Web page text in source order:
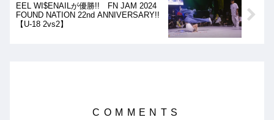
EEL WI$ENAILが優勝!! FN JAM 2024
FOUND NATION 22nd ANNIVERSARY!!
【U-18 2vs2】